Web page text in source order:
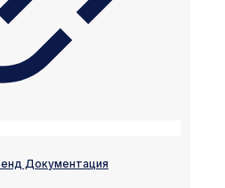
Документация